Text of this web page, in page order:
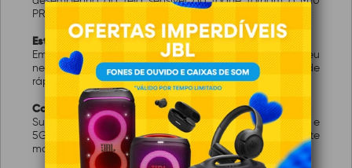
PRO o futuro do PDV de alta funcionalidade.
Estabilidade e segurança garantidos
Embarcado com Android 11, o M10 PRO garante que seu
negócio funcione sem interrupções. Conectividade
rápida e estável: Suporta Wi-Fi 5.0, conectando-os.
Conectividade rápida e estável
Suporta Wi-Fi 5.0, conectando-se a redes de 2,4GHz e
5GHz para o ambiente de varejo em constante
movimento